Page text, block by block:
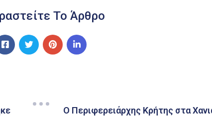
Το Άρθρο
Ο Περιφερειάρχης Κρήτης στα